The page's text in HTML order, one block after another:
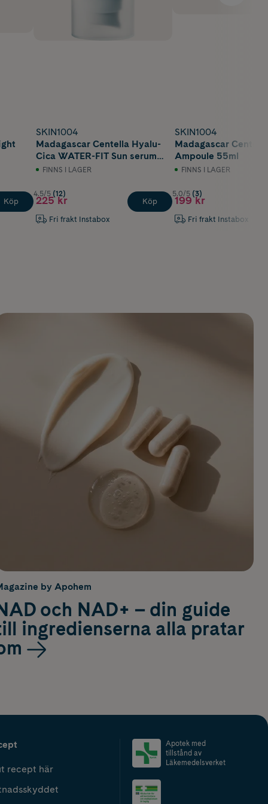
Köp
SKIN1004
Madagascar Centella Hyalu-
Cica WATER-FIT Sun serum
SPF 50 50ml
FINNS I LAGER
4.5/5 (12)
225 kr
Fri frakt Instabox
Köp
SKIN1004
Madagascar Centella
Ampoule 55ml
FINNS I LAGER
5.0/5 (3)
199 kr
Fri frakt Instabox
by Apohem
och NAD+ – din guide
ingredienserna alla pratar
recept här
Apotek med
tillstånd av
Läkemedelsverket